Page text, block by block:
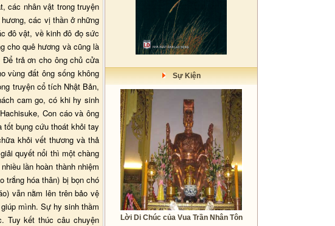
các nhân vật trong truyện
các vị thần ở những
đô vật, về kinh đô đọ sức
cho quê hương và cũng là
Để trả ơn cho ông chủ cửa
vùng đất ông sống không
truyện cổ tích Nhật Bản,
cam go, có khi hy sinh
Con cáo và ông
bụng cứu thoát khỏi tay
khỏi vết thương và thả
quyết nổi thì một chàng
lần hoàn thành nhiệm
trắng hóa thân) bị bọn chó
vẫn nằm lên trên bảo vệ
mình. Sự hy sinh thầm
Tuy kết thúc câu chuyện
Sự Kiện
Lời Di Chúc của Vua Trần Nhân Tôn